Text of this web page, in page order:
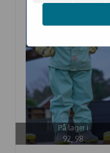
-20%
På lager i
92, 98